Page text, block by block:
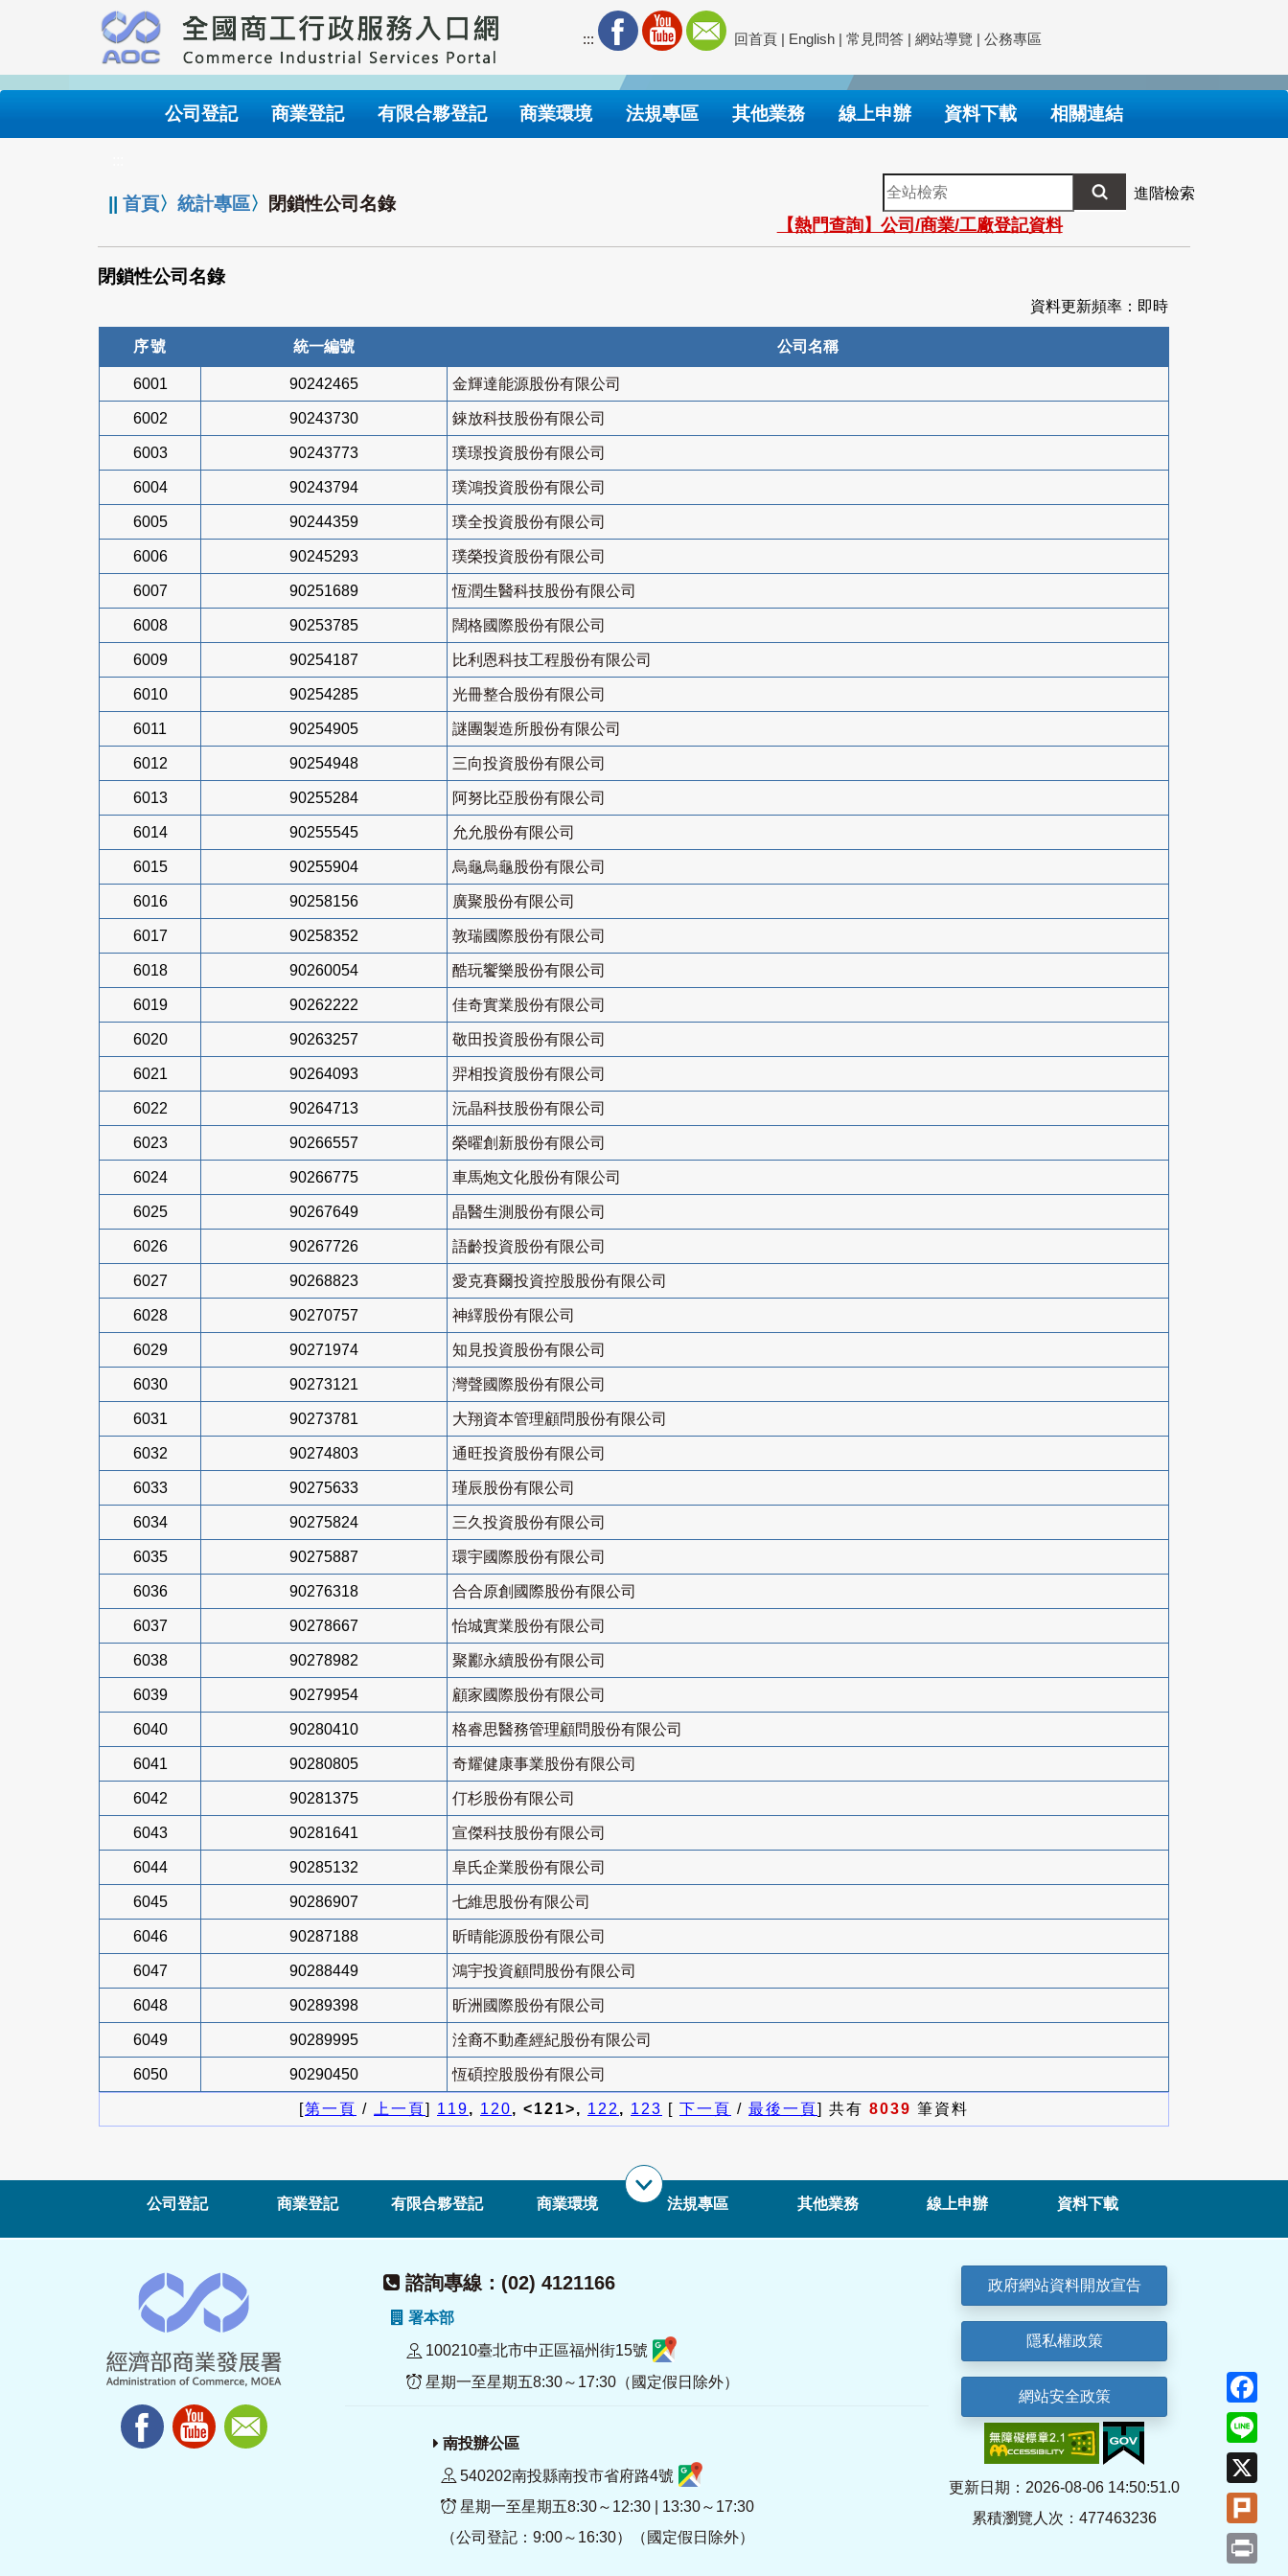
要
內
::: 回首頁 | English | 常見問答 | 網站導覽 | 公務專區
公司登記 商業登記 有限合夥登記 商業環境 法規專區 其他業務 線上申辦 資料下載 相關連結
||首頁〉統計專區〉 閉鎖性公司名錄
全
站
檢
索
進階檢索
【熱門查詢】公司/商業/工廠登記資料
閉鎖性公司名錄
資料更新頻率：即時
序號 統一編號 公司名稱
6001 90242465 金輝達能源股份有限公司
6002 90243730 錸放科技股份有限公司
6003 90243773 璞璟投資股份有限公司
6004 90243794 璞鴻投資股份有限公司
6005 90244359 璞全投資股份有限公司
6006 90245293 璞榮投資股份有限公司
6007 90251689 恆潤生醫科技股份有限公司
6008 90253785 闊格國際股份有限公司
6009 90254187 比利恩科技工程股份有限公司
6010 90254285 光冊整合股份有限公司
6011 90254905 謎團製造所股份有限公司
6012 90254948 三向投資股份有限公司
6013 90255284 阿努比亞股份有限公司
6014 90255545 允允股份有限公司
6015 90255904 烏龜烏龜股份有限公司
6016 90258156 廣聚股份有限公司
6017 90258352 敦瑞國際股份有限公司
6018 90260054 酷玩饗樂股份有限公司
6019 90262222 佳奇實業股份有限公司
6020 90263257 敬田投資股份有限公司
6021 90264093 羿相投資股份有限公司
6022 90264713 沅晶科技股份有限公司
6023 90266557 榮曜創新股份有限公司
6024 90266775 車馬炮文化股份有限公司
6025 90267649 晶醫生測股份有限公司
6026 90267726 語齡投資股份有限公司
6027 90268823 愛克賽爾投資控股股份有限公司
6028 90270757 神繹股份有限公司
6029 90271974 知見投資股份有限公司
6030 90273121 灣聲國際股份有限公司
6031 90273781 大翔資本管理顧問股份有限公司
6032 90274803 通旺投資股份有限公司
6033 90275633 瑾辰股份有限公司
6034 90275824 三久投資股份有限公司
6035 90275887 環宇國際股份有限公司
6036 90276318 合合原創國際股份有限公司
6037 90278667 怡城實業股份有限公司
6038 90278982 聚酈永續股份有限公司
6039 90279954 顧家國際股份有限公司
6040 90280410 格睿思醫務管理顧問股份有限公司
6041 90280805 奇耀健康事業股份有限公司
6042 90281375 仃杉股份有限公司
6043 90281641 宣傑科技股份有限公司
6044 90285132 阜氏企業股份有限公司
6045 90286907 七維思股份有限公司
6046 90287188 昕晴能源股份有限公司
6047 90288449 鴻宇投資顧問股份有限公司
6048 90289398 昕洲國際股份有限公司
6049 90289995 洤裔不動產經紀股份有限公司
6050 90290450 恆碩控股股份有限公司
[第一頁 / 上一頁] 119, 120, <121>, 122, 123 [ 下一頁 / 最後一頁] 共有 8039 筆資料
公司登記 商業登記 有限合夥登記 商業環境 法規專區 其他業務 線上申辦 資料下載
諮詢專線：(02) 4121166
署本部
100210臺北市中正區福州街15號
星期一至星期五8:30～17:30（國定假日除外）
南投辦公區
540202南投縣南投市省府路4號
星期一至星期五8:30～12:30 | 13:30～17:30
（公司登記：9:00～16:30）（國定假日除外）
政府網站資料開放宣告
隱私權政策
網站安全政策
更新日期：2026-08-06 14:50:51.0
累積瀏覽人次：477463236